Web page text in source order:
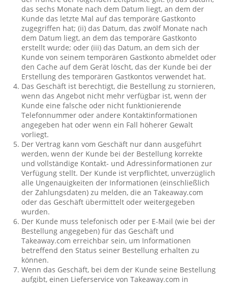
das sechs Monate nach dem Datum liegt, an dem der
Kunde das letzte Mal auf das temporäre Gastkonto
zugegriffen hat; (ii) das Datum, das zwölf Monate nach
dem Datum liegt, an dem das temporäre Gastkonto
erstellt wurde; oder (iii) das Datum, an dem sich der
Kunde von seinem temporären Gastkonto abmeldet oder
den Cache auf dem Gerät löscht, das der Kunde bei der
Erstellung des temporären Gastkontos verwendet hat.
Das Geschäft ist berechtigt, die Bestellung zu stornieren,
wenn das Angebot nicht mehr verfügbar ist, wenn der
Kunde eine falsche oder nicht funktionierende
Telefonnummer oder andere Kontaktinformationen
angegeben hat oder wenn ein Fall höherer Gewalt
vorliegt.
Der Vertrag kann vom Geschäft nur dann ausgeführt
werden, wenn der Kunde bei der Bestellung korrekte
und vollständige Kontakt- und Adressinformationen zur
Verfügung stellt. Der Kunde ist verpflichtet, unverzüglich
alle Ungenauigkeiten der Informationen (einschließlich
der Zahlungsdaten) zu melden, die an Takeaway.com
oder das Geschäft übermittelt oder weitergegeben
wurden.
Der Kunde muss telefonisch oder per E-Mail (wie bei der
Bestellung angegeben) für das Geschäft und
Takeaway.com erreichbar sein, um Informationen
betreffend den Status seiner Bestellung erhalten zu
können.
Wenn das Geschäft, bei dem der Kunde seine Bestellung
aufgibt, einen Lieferservice von Takeaway.com in